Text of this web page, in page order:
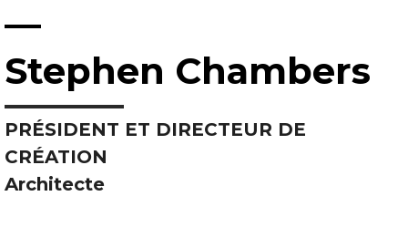
—
Stephen Chambers
PRÉSIDENT ET DIRECTEUR DE
CRÉATION
Architecte